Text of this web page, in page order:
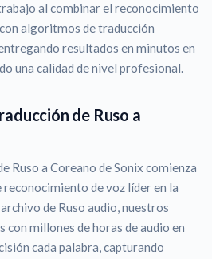
al combinar el reconocimiento
algoritmos de traducción
resultados en minutos en
una calidad de nivel profesional.
de Ruso a
Ruso a Coreano de Sonix comienza
de voz líder en la
de Ruso audio, nuestros
con millones de horas de audio en
cada palabra, capturando